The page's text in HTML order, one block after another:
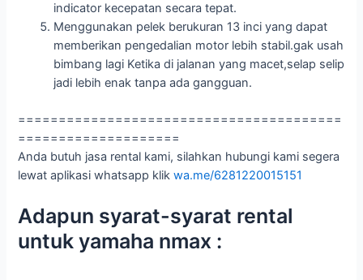
indicator kecepatan secara tepat.
Menggunakan pelek berukuran 13 inci yang dapat
memberikan pengedalian motor lebih stabil.gak usah
bimbang lagi Ketika di jalanan yang macet,selap selip
jadi lebih enak tanpa ada gangguan.
========================================
====================
Anda butuh jasa rental kami, silahkan hubungi kami segera
lewat aplikasi whatsapp klikwa.me/6281220015151
Adapun syarat-syarat rental
untuk yamaha nmax :